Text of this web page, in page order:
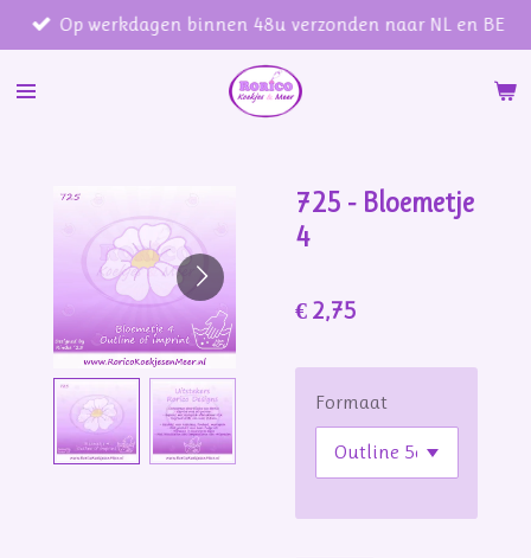
Ga
direct
naar
Op werkdagen binnen 48u verzonden naar NL en BE
725 - Bloemetje
4
€ 2,75
Formaat